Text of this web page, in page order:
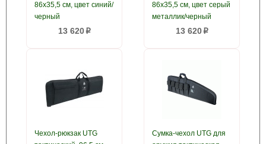
86x35,5 см, цвет синий/
черный
13 620p
86x35,5 см, цвет серый
металлик/черный
13 620p
Чехол-рюкзак UTG
Сумка-чехол UTG для